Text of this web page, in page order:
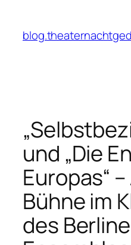
springen
und „Die
Europas“
Bühne im
des